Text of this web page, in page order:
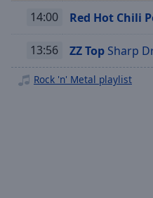
Chapters
Descriptions
descriptions
14:00 Red Hot Chili
13:56 ZZ Top Sharp
Rock 'n' Metal playlist